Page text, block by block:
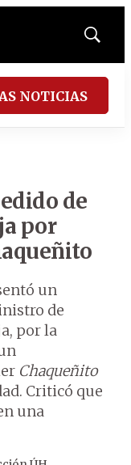
Mostrar
NOTICIAS
de
por
un
de
por la
Chaqueñito
Criticó que
una